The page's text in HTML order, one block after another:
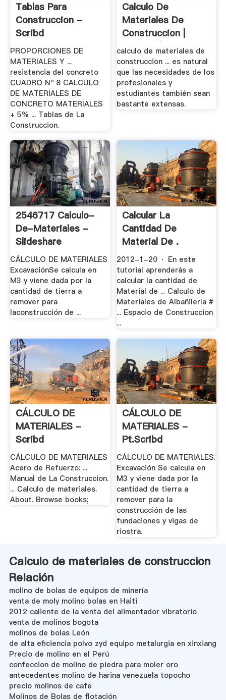
Tablas Para
Construccion -
Scribd
PROPORCIONES DE
MATERIALES Y ...
resistencia del concreto
CUADRO Nº 8 CALCULO
DE MATERIALES DE
CONCRETO MATERIALES
+ 5% ... Tablas de La
Construccion.
Calculo De
Materiales De
Construccion |
Nahlosa | .
calculo de materiales de
construccion ... es natural
que las necesidades de los
profesionales y
estudiantes también sean
bastante extensas.
2546717 Calculo-
De-Materiales -
Slideshare
CÁLCULO DE MATERIALES
ExcavaciónSe calcula en
M3 y viene dada por la
cantidad de tierra a
remover para
laconstrucción de ...
Calcular La
Cantidad De
Material De .
2012-1-20 · En este
tutorial aprenderás a
calcular la cantidad de
Material de ... Calculo de
Materiales de Albañilería #
... Espacio de Construccion
...
CÁLCULO DE
MATERIALES -
Scribd
CÁLCULO DE MATERIALES
Acero de Refuerzo: ...
Manual de La Construccion.
... Calculo de materiales.
About. Browse books;
CÁLCULO DE
MATERIALES -
Pt.scribd
CÁLCULO DE MATERIALES.
Excavación Se calcula en
M3 y viene dada por la
cantidad de tierra a
remover para la
construcción de las
fundaciones y vigas de
riostra.
Calculo de materiales de construccion
Relación
molino de bolas de equipos de minería
venta de moly molino bolas en Haiti
2012 caliente de la venta del alimentador vibratorio
venta de molinos bogota
molinos de bolas León
de alta eficiencia polvo zyd equipo metalurgia en xinxiang
Precio de molino en el Perú
confeccion de molino de piedra para moler oro
antecedentes molino de harina venezuela topocho
precio molinos de cafe
Molinos de Bolas de flotación